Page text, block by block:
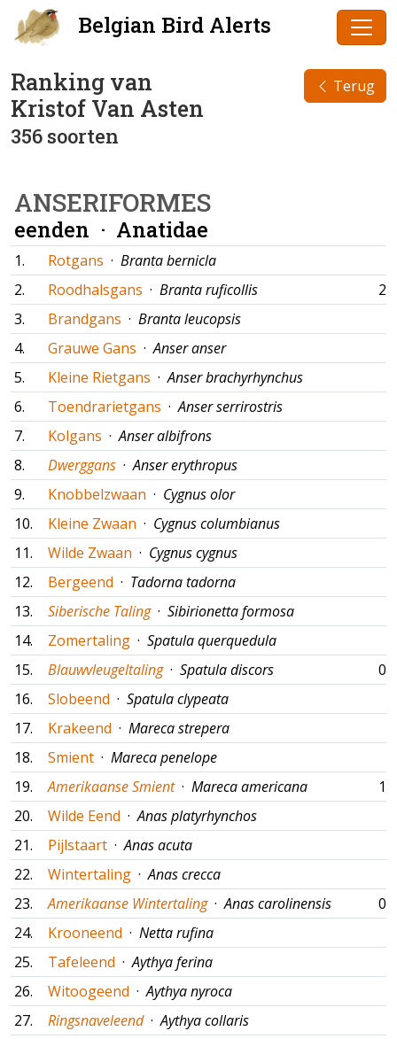
Belgian Bird Alerts
Ranking van
Kristof Van Asten
356 soorten
Terug
ANSERIFORMES
eenden · Anatidae
1. Rotgans · Branta bernicla
2.
Roodhalsgans · Branta ruficollis
3.
Brandgans · Branta leucopsis
4.
Grauwe Gans ·Anser anser
5.
Kleine Rietgans ·Anser brachyrhynchus
6.
Toendrarietgans ·Anser serrirostris
7.
Kolgans ·Anser albifrons
8.
Dwerggans ·Anser erythropus
9.
Knobbelzwaan · Cygnus olor
10.
Kleine Zwaan · Cygnus columbianus
11.
Wilde Zwaan · Cygnus cygnus
12.
Bergeend · Tadorna tadorna
13.
Siberische Taling · Sibirionetta formosa
14.
Zomertaling · Spatula querquedula
15.
Blauwvleugeltaling · Spatula discors
16.
Slobeend · Spatula clypeata
17.
Krakeend · Mareca strepera
18.
Smient · Mareca penelope
19.
Amerikaanse Smient · Mareca americana
20.
Wilde Eend ·Anas platyrhynchos
21.
Pijlstaart ·Anas acuta
22.
Wintertaling ·Anas crecca
23.
Amerikaanse Wintertaling ·Anas carolinensis
24.
Krooneend · Netta rufina
25.
Tafeleend ·Aythya ferina
26.
Witoogeend ·Aythya nyroca
27.
Ringsnaveleend ·Aythya collaris